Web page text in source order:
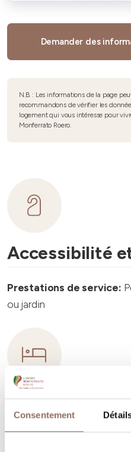
Consentement
Demander des
N.B. : Les informations de la page
recommandons de vérifier les
logement qui vous intéresse pour
Monferrato Roero.
Accessibilité
Prestations de service:
ou jardin
Capacité
Rooms number:3